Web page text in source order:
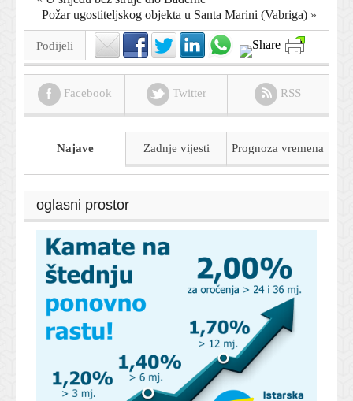
Požar ugostiteljskog objekta u Santa Marini (Vabriga) »
Podijeli
Facebook Twitter RSS
Najave Zadnje vijesti Prognoza vremena
oglasni prostor